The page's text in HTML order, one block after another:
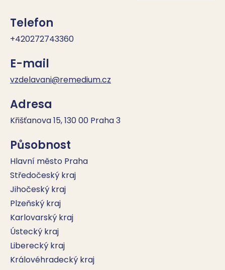
Telefon
+420272743360
E-mail
vzdelavani@remedium.cz
Adresa
Křišťanova 15, 130 00 Praha 3
Působnost
Hlavní město Praha
Středočeský kraj
Jihočeský kraj
Plzeňský kraj
Karlovarský kraj
Ústecký kraj
Liberecký kraj
Královéhradecký kraj